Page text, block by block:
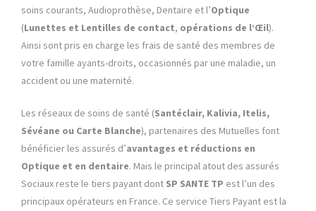
soins courants, Audioprothèse, Dentaire et l’Optique
(Lunettes et Lentilles de contact, opérations de l’Œil).
Ainsi sont pris en charge les frais de santé des membres de
votre famille ayants-droits, occasionnés par une maladie, un
accident ou une maternité.
Les réseaux de soins de santé (Santéclair, Kalivia, Itelis,
Sévéane ou Carte Blanche), partenaires des Mutuelles font
bénéficier les assurés d’avantages et réductions en
Optique et en dentaire. Mais le principal atout des assurés
Sociaux reste le tiers payant dont SP SANTE TP est l’un des
principaux opérateurs en France. Ce service Tiers Payant est la